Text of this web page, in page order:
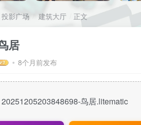
投影广场 建筑大厅 正文
居
8个月前发布
20251205203848698-鸟居.litematic